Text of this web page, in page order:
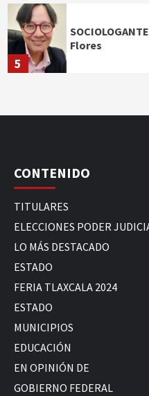
5
Flores
CONTENIDO
TITULARES
ELECCIONES PODER
LO MÁS DESTACADO
ESTADO
FERIA TLAXCALA 2024
ESTADO
MUNICIPIOS
EDUCACIÓN
EN OPINIÓN DE
GOBIERNO FEDERAL